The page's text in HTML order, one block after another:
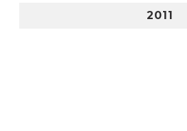
2011